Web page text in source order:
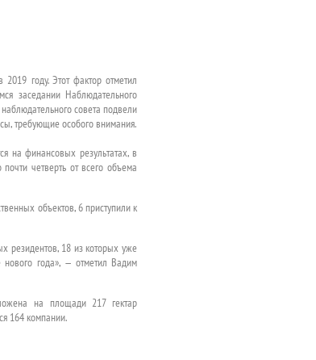
году. Этот фактор отметил
заседании Наблюдательного
совета подвели
требующие особого внимания.
на финансовых результатах, в
четверть от всего объема
объектов, 6 приступили к
резидентов, 18 из которых уже
нового года», — отметил Вадим
на площади 217 гектар
164 компании.